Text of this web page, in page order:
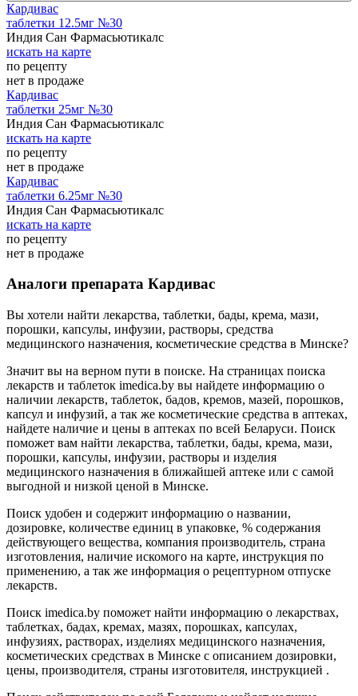
Кардивас
таблетки 12.5мг №30
Индия Сан Фармасьютикалс
искать на карте
по рецепту
нет в продаже
Кардивас
таблетки 25мг №30
Индия Сан Фармасьютикалс
искать на карте
по рецепту
нет в продаже
Кардивас
таблетки 6.25мг №30
Индия Сан Фармасьютикалс
искать на карте
по рецепту
нет в продаже
Аналоги препарата Кардивас
Вы хотели найти лекарства, таблетки, бады, крема, мази,
порошки, капсулы, инфузии, растворы, средства
медицинского назначения, косметические средства в Минске?
Значит вы на верном пути в поиске. На страницах поиска
лекарств и таблеток imedica.by вы найдете информацию о
наличии лекарств, таблеток, бадов, кремов, мазей, порошков,
капсул и инфузий, а так же косметические средства в аптеках,
найдете наличие и цены в аптеках по всей Беларуси. Поиск
поможет вам найти лекарства, таблетки, бады, крема, мази,
порошки, капсулы, инфузии, растворы и изделия
медицинского назначения в ближайшей аптеке или с самой
выгодной и низкой ценой в Минске.
Поиск удобен и содержит информацию о названии,
дозировке, количестве единиц в упаковке, % содержания
действующего вещества, компания производитель, страна
изготовления, наличие искомого на карте, инструкция по
применению, а так же информация о рецептурном отпуске
лекарств.
Поиск imedica.by поможет найти информацию о лекарствах,
таблетках, бадах, кремах, мазях, порошках, капсулах,
инфузиях, растворах, изделиях медицинского назначения,
косметических средствах в Минске с описанием дозировки,
цены, производителя, страны изготовителя, инструкцией .